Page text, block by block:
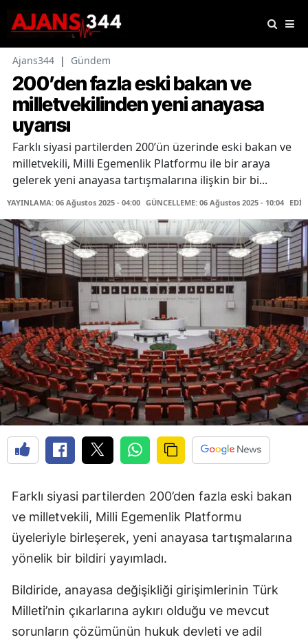
Ajans344 | Gündem
200’den fazla eski bakan ve
milletvekilinden yeni anayasa
uyarısı
Farklı siyasi partilerden 200’ün üzerinde eski bakan ve
milletvekili, Milli Egemenlik Platformu ile bir araya
gelerek yeni anayasa tartışmalarına ilişkin bir bi...
YAYINLAMA: 06 Ağustos 2025 - 04:00 GÜNCELLEME: 06 Ağustos 2025 - 10:04
Farklı siyasi partilerden 200’den fazla eski bakan
ve milletvekili, Milli Egemenlik Platformu
üyeleriyle birleşerek, yeni anayasa tartışmalarına
yönelik bir bildiri yayımladı.
Bildiride, anayasa değişikliği girişimlerinin Türk
Milleti’nin çıkarlarına aykırı olduğu ve mevcut
sorunların çözümünün hukuk devleti ve adil